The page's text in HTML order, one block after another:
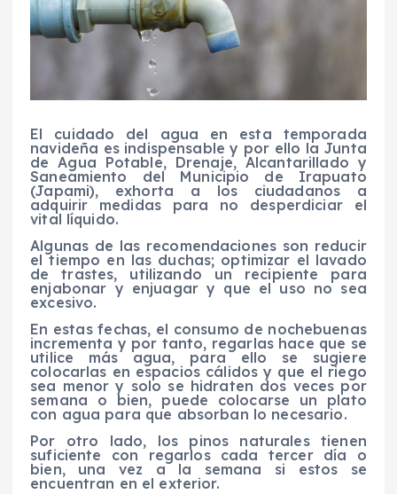
El cuidado del agua en esta temporada
navideña es indispensable y por ello la Junta
de Agua Potable, Drenaje, Alcantarillado y
Saneamiento del Municipio de Irapuato
(Japami), exhorta a los ciudadanos a
adquirir medidas para no desperdiciar el
vital líquido.
Algunas de las recomendaciones son reducir
el tiempo en las duchas; optimizar el lavado
de trastes, utilizando un recipiente para
enjabonar y enjuagar y que el uso no sea
excesivo.
En estas fechas, el consumo de nochebuenas
incrementa y por tanto, regarlas hace que se
utilice más agua, para ello se sugiere
colocarlas en espacios cálidos y que el riego
sea menor y solo se hidraten dos veces por
semana o bien, puede colocarse un plato
con agua para que absorban lo necesario.
Por otro lado, los pinos naturales tienen
suficiente con regarlos cada tercer día o
bien, una vez a la semana si estos se
encuentran en el exterior.